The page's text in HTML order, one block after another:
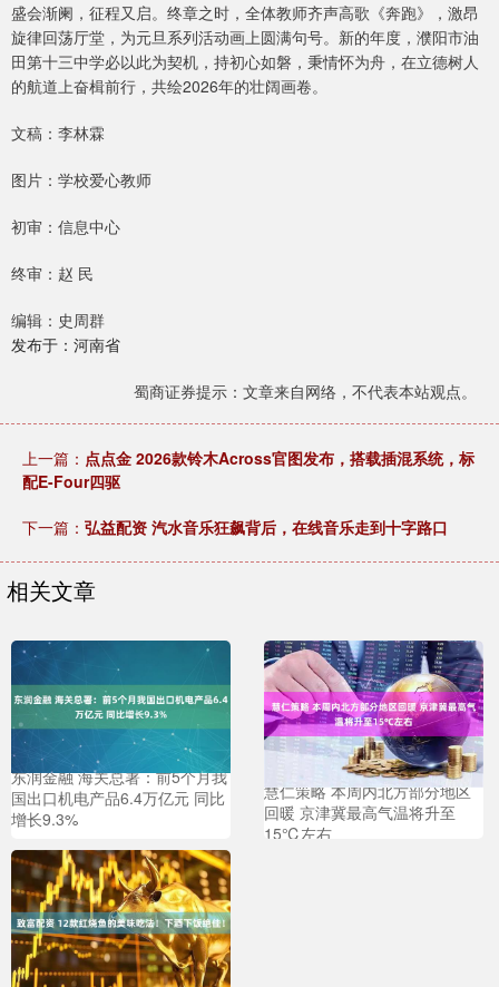
盛会渐阑，征程又启。终章之时，全体教师齐声高歌《奔跑》，激昂
旋律回荡厅堂，为元旦系列活动画上圆满句号。新的年度，濮阳市油
田第十三中学必以此为契机，持初心如磐，秉情怀为舟，在立德树人
的航道上奋楫前行，共绘2026年的壮阔画卷。
文稿：李林霖
图片：学校爱心教师
初审：信息中心
终审：赵 民
编辑：史周群
发布于：河南省
蜀商证券提示：文章来自网络，不代表本站观点。
上一篇： 点点金 2026款铃木Across官图发布，搭载插混系统，标
配E-Four四驱
下一篇： 弘益配资 汽水音乐狂飙背后，在线音乐走到十字路口
相关文章
东润金融 海关总署：前5个月我
国出口机电产品6.4万亿元 同比
增长9.3%
慧仁策略 本周内北方部分地区
回暖 京津冀最高气温将升至
15℃左右